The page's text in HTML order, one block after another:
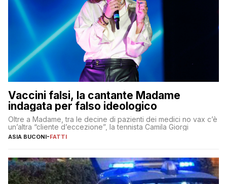
Vaccini falsi, la cantante Madame
indagata per falso ideologico
Oltre a Madame, tra le decine di pazienti dei medici no vax c’è
un’altra “cliente d’eccezione”, la tennista Camila Giorgi
ASIA BUCONI-FATTI